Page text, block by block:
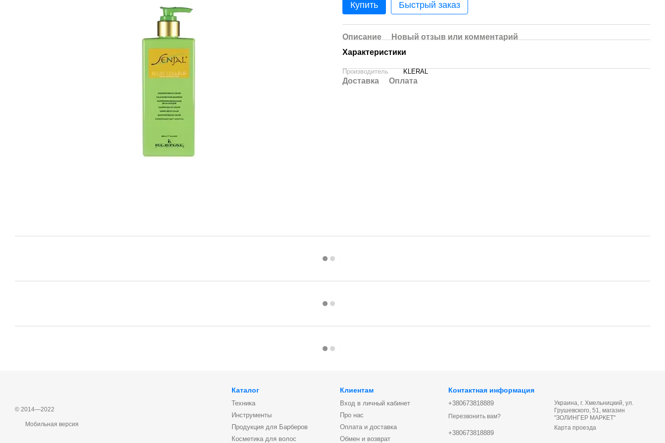
Купить Быстрый заказ
Описание
Новый отзыв или комментарий
Характеристики
Производитель KLERAL
Доставка Оплата
© 2014—2022
Мобильная версия
Каталог
Техника
Инструменты
Продукция для Барберов
Косметика для волос
Клиентам
Вход в личный кабинет
Про нас
Оплата и доставка
Обмен и возврат
Контактная информация
+380673818889
Перезвонить вам?
+380673818889
Украина, г. Хмельницкий, ул.
Грушевского, 51, магазин
"ЗОЛИНГЕР МАРКЕТ"
Карта проезда